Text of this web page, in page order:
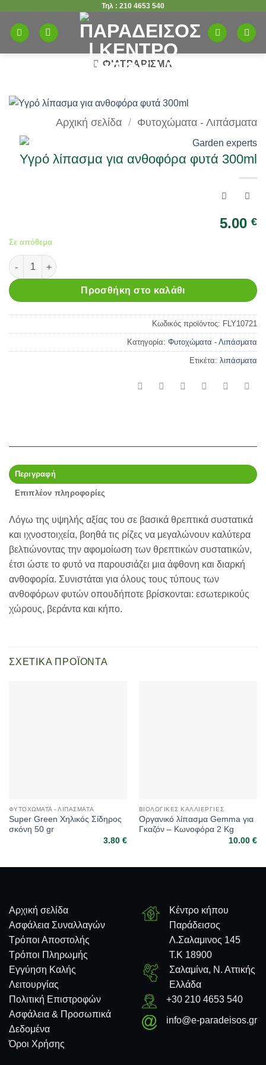
στο
περιεχόμενο
Τηλ : 210 4653 540
ΦΙΛΤΡΆΡΙΣΜΑ
Αρχική σελίδα / Φυτοχώματα - Λιπάσματα
Υγρό λίπασμα για ανθοφόρα φυτά 300ml
5.00 €
Σε απόθεμα
Υγρό λίπασμα για ανθοφόρα φυτά 300ml ποσότητα
Προσθήκη στο καλάθι
Κωδικός προϊόντος: FLY10721
Κατηγορία: Φυτοχώματα - Λιπάσματα
Ετικέτα: λιπάσματα
Περιγραφή
Επιπλέον πληροφορίες
Λόγω της υψηλής αξίας του σε βασικά θρεπτικά συστατικά
και ιχνοστοιχεία, βοηθά τις ρίζες να μεγαλώνουν καλύτερα
βελτιώνοντας την αφομοίωση των θρεπτικών συστατικών,
έτσι ώστε το φυτό να παρουσιάζει μια άφθονη και διαρκή
ανθοφορία. Συνιστάται για όλους τους τύπους των
ανθοφόρων φυτών οπουδήποτε βρίσκονται: εσωτερικούς
χώρους, βεράντα και κήπο.
ΣΧΕΤΙΚΆ ΠΡΟΪΌΝΤΑ
ΦΥΤΟΧΏΜΑΤΑ - ΛΙΠΆΣΜΑΤΑ
Super Green Χηλικός Σίδηρος
σκόνη 50 gr
3.80€
ΒΙΟΛΟΓΙΚΈΣ ΚΑΛΛΙΈΡΓΙΕΣ
Οργανικό λίπασμα Gemma για
Γκαζόν – Κωνοφόρα 2 Kg
10.00€
Αρχική σελίδα
Ασφάλεια Συναλλαγών
Τρόποι Αποστολής
Τρόποι Πληρωμής
Εγγύηση Καλής
Λειτουργίας
Πολιτική Επιστροφών
Ασφάλεια & Προσωπικά
Δεδομένα
Όροι Χρήσης
Κέντρο κήπου
Παράδεισος
Λ.Σαλαμινος 145
Τ.Κ 18900
Σαλαμίνα, Ν. Αττικής
Ελλάδα
+30 210 4653 540
info@e-paradeisos.gr